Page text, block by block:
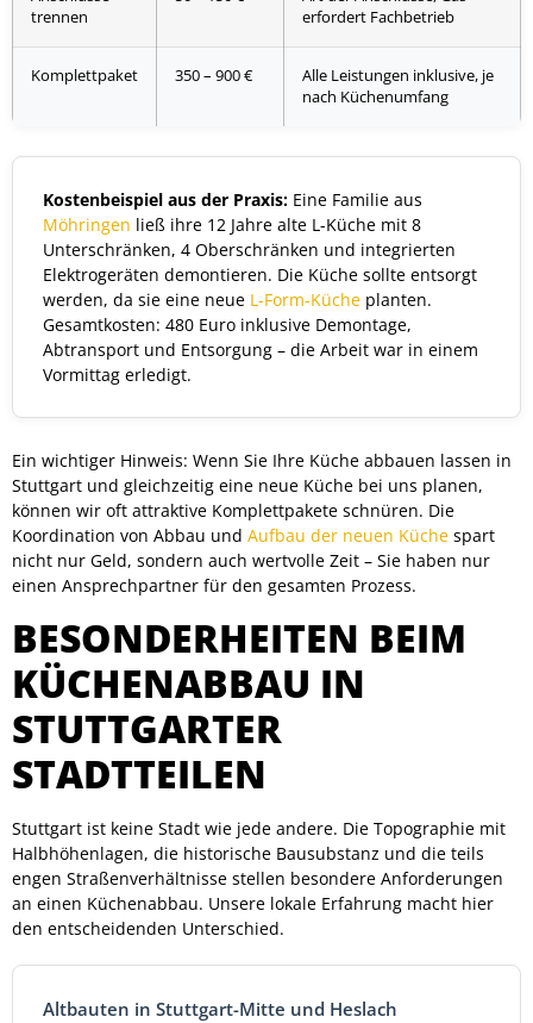
trennen
erfordert Fachbetrieb
Komplettpaket 350 – 900 €
Alle Leistungen inklusive, je
nach Küchenumfang
Kostenbeispiel aus der Praxis: Eine Familie aus
Möhringen ließ ihre 12 Jahre alte L-Küche mit 8
Unterschränken, 4 Oberschränken und integrierten
Elektrogeräten demontieren. Die Küche sollte entsorgt
werden, da sie eine neue L-Form-Küche planten.
Gesamtkosten: 480 Euro inklusive Demontage,
Abtransport und Entsorgung – die Arbeit war in einem
Vormittag erledigt.
Ein wichtiger Hinweis: Wenn Sie Ihre Küche abbauen lassen in
Stuttgart und gleichzeitig eine neue Küche bei uns planen,
können wir oft attraktive Komplettpakete schnüren. Die
Koordination von Abbau und Aufbau der neuen Küche spart
nicht nur Geld, sondern auch wertvolle Zeit – Sie haben nur
einen Ansprechpartner für den gesamten Prozess.
BESONDERHEITEN BEIM
KÜCHENABBAU IN
STUTTGARTER
STADTTEILEN
Stuttgart ist keine Stadt wie jede andere. Die Topographie mit
Halbhöhenlagen, die historische Bausubstanz und die teils
engen Straßenverhältnisse stellen besondere Anforderungen
an einen Küchenabbau. Unsere lokale Erfahrung macht hier
den entscheidenden Unterschied.
Altbauten in Stuttgart-Mitte und Heslach